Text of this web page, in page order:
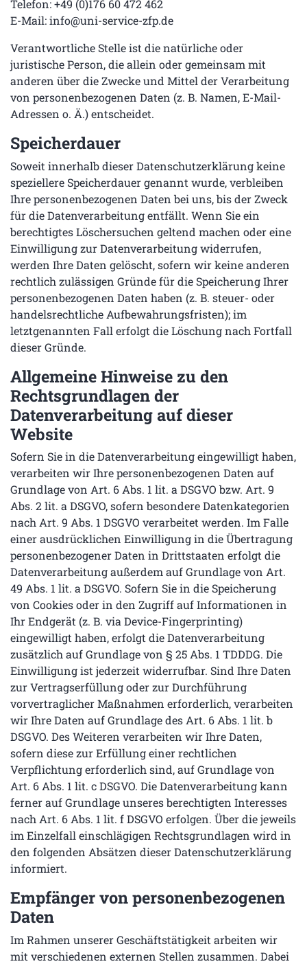
Telefon: +49 (0)176 60 472 462
E-Mail:info@uni-service-zfp.de
Verantwortliche Stelle ist die natürliche oder
juristische Person, die allein oder gemeinsam mit
anderen über die Zwecke und Mittel der Verarbeitung
von personenbezogenen Daten (z. B. Namen, E-Mail-
Adressen o. Ä.) entscheidet.
Speicherdauer
Soweit innerhalb dieser Datenschutzerklärung keine
speziellere Speicherdauer genannt wurde, verbleiben
Ihre personenbezogenen Daten bei uns, bis der Zweck
für die Datenverarbeitung entfällt. Wenn Sie ein
berechtigtes Löschersuchen geltend machen oder eine
Einwilligung zur Datenverarbeitung widerrufen,
werden Ihre Daten gelöscht, sofern wir keine anderen
rechtlich zulässigen Gründe für die Speicherung Ihrer
personenbezogenen Daten haben (z. B. steuer- oder
handelsrechtliche Aufbewahrungsfristen); im
letztgenannten Fall erfolgt die Löschung nach Fortfall
dieser Gründe.
Allgemeine Hinweise zu den
Rechtsgrundlagen der
Datenverarbeitung auf dieser
Website
Sofern Sie in die Datenverarbeitung eingewilligt haben,
verarbeiten wir Ihre personenbezogenen Daten auf
Grundlage von Art. 6 Abs. 1 lit. a DSGVO bzw. Art. 9
Abs. 2 lit. a DSGVO, sofern besondere Datenkategorien
nach Art. 9 Abs. 1 DSGVO verarbeitet werden. Im Falle
einer ausdrücklichen Einwilligung in die Übertragung
personenbezogener Daten in Drittstaaten erfolgt die
Datenverarbeitung außerdem auf Grundlage von Art.
49 Abs. 1 lit. a DSGVO. Sofern Sie in die Speicherung
von Cookies oder in den Zugriff auf Informationen in
Ihr Endgerät (z. B. via Device-Fingerprinting)
eingewilligt haben, erfolgt die Datenverarbeitung
zusätzlich auf Grundlage von § 25 Abs. 1 TDDDG. Die
Einwilligung ist jederzeit widerrufbar. Sind Ihre Daten
zur Vertragserfüllung oder zur Durchführung
vorvertraglicher Maßnahmen erforderlich, verarbeiten
wir Ihre Daten auf Grundlage des Art. 6 Abs. 1 lit. b
DSGVO. Des Weiteren verarbeiten wir Ihre Daten,
sofern diese zur Erfüllung einer rechtlichen
Verpflichtung erforderlich sind, auf Grundlage von
Art. 6 Abs. 1 lit. c DSGVO. Die Datenverarbeitung kann
ferner auf Grundlage unseres berechtigten Interesses
nach Art. 6 Abs. 1 lit. f DSGVO erfolgen. Über die jeweils
im Einzelfall einschlägigen Rechtsgrundlagen wird in
den folgenden Absätzen dieser Datenschutzerklärung
informiert.
Empfänger von personenbezogenen
Daten
Im Rahmen unserer Geschäftstätigkeit arbeiten wir
mit verschiedenen externen Stellen zusammen. Dabei